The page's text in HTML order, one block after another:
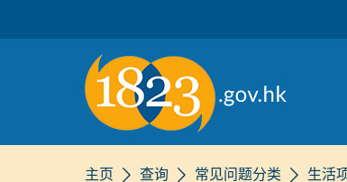
主页 查询 常见问题分类 生活